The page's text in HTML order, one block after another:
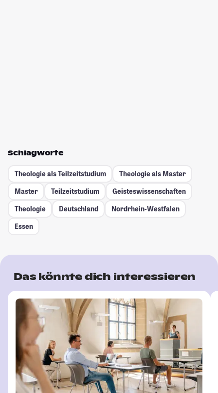
Schlagworte
Theologie als Teilzeitstudium
Theologie als Master
Master
Teilzeitstudium
Geisteswissenschaften
Theologie
Deutschland
Nordrhein-Westfalen
Essen
Das könnte dich interessieren